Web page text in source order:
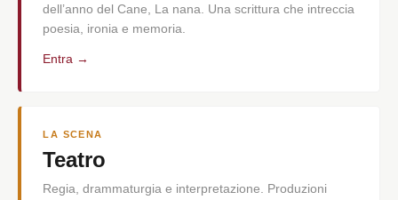
dell’anno del Cane, La nana. Una scrittura che intreccia
poesia, ironia e memoria.
Entra →
LA SCENA
Teatro
Regia, drammaturgia e interpretazione. Produzioni